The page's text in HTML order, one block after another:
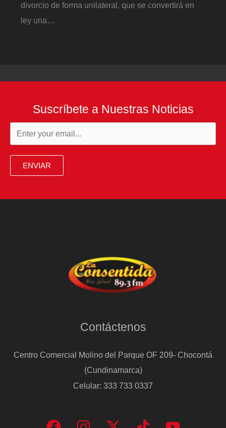
divorcio de forma unilateral, que se convertirá en
ley una…
Suscríbete a Nuestras Noticias
ENVIAR
Contáctenos
Centro Comercial Molino del Parque OF 209- Chocontá
(Cundinamarca)
Celular: 333 733 0337